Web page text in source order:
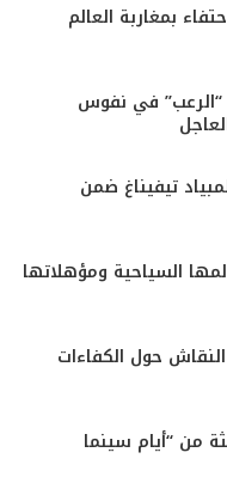
بمغاربة العالم
“الرعب” في نفوس
تيفيناغ ضمن
السياحية ومؤهلاتها
حول الكفاءات
من “أيام سينما